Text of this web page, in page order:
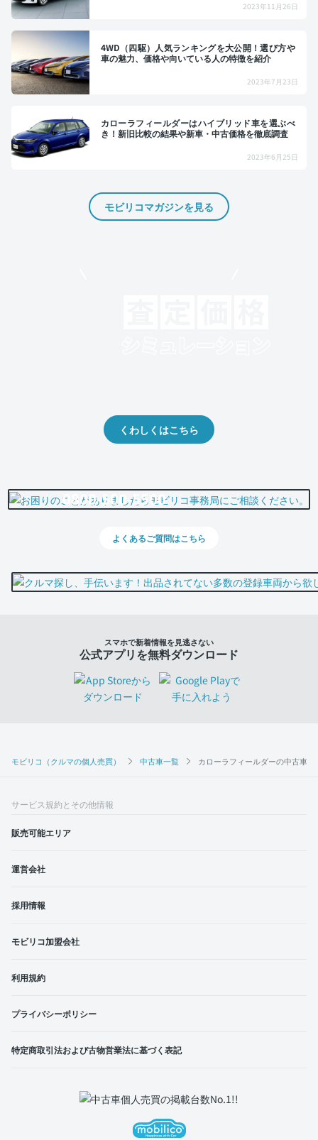
モビリコ（クルマの個人売買） 中古車一覧 カローラフィールダーの中古車一
2023年11月26日
4WD（四駆）人気ランキングを大公開！選び方や
車の魅力、価格や向いている人の特徴を紹介
2023年7月23日
カローラフィールダーはハイブリッド車を選ぶべ
き！新旧比較の結果や新車・中古価格を徹底調査
2023年6月25日
モビリコマガジンを見る
くわしくはこちら
0800-500-5500
よくあるご質問はこちら
スマホで新着情報を見逃さない
公式アプリを無料ダウンロード
サービス規約とその他情報
販売可能エリア
運営会社
採用情報
モビリコ加盟会社
利用規約
プライバシーポリシー
特定商取引法および古物営業法に基づく表記